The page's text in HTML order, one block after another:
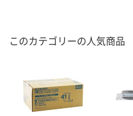
このカテゴリーの人気商品